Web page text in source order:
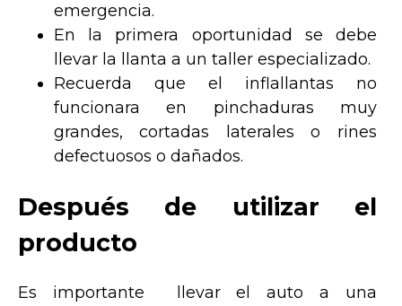
emergencia.
En la primera oportunidad se debe
llevar la llanta a un taller especializado.
Recuerda que el inflallantas no
funcionara en pinchaduras muy
grandes, cortadas laterales o rines
defectuosos o dañados.
Después de utilizar el
producto
Es importante llevar el auto a una